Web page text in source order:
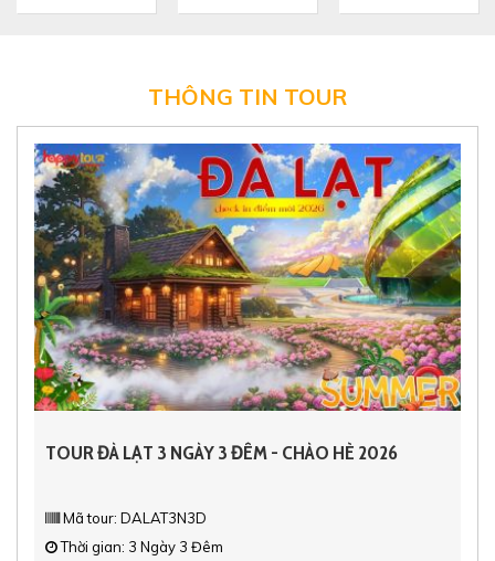
THÔNG TIN TOUR
TOUR ĐÀ LẠT 3 NGÀY 3 ĐÊM - CHÀO HÈ 2026
Mã tour: DALAT3N3D
Thời gian: 3 Ngày 3 Đêm